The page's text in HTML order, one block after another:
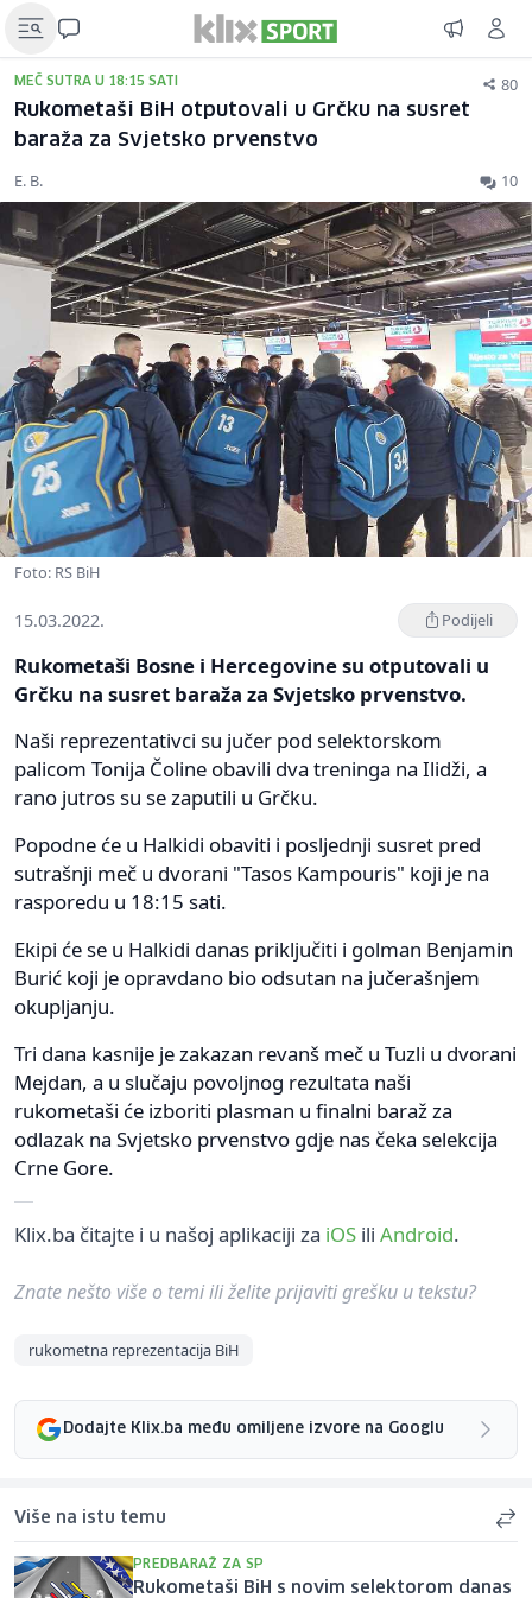
MEČ SUTRA U 18:15 SATI 80
Rukometaši BiH otputovali u Grčku na susret
baraža za Svjetsko prvenstvo
E. B. 10
Foto: RS BiH
15.03.2022. Podijeli
Rukometaši Bosne i Hercegovine su otputovali u
Grčku na susret baraža za Svjetsko prvenstvo.
Naši reprezentativci su jučer pod selektorskom
palicom Tonija Čoline obavili dva treninga na Ilidži, a
rano jutros su se zaputili u Grčku.
Popodne će u Halkidi obaviti i posljednji susret pred
sutrašnji meč u dvorani "Tasos Kampouris" koji je na
rasporedu u 18:15 sati.
Ekipi će se u Halkidi danas priključiti i golman Benjamin
Burić koji je opravdano bio odsutan na jučerašnjem
okupljanju.
Tri dana kasnije je zakazan revanš meč u Tuzli u dvorani
Mejdan, a u slučaju povoljnog rezultata naši
rukometaši će izboriti plasman u finalni baraž za
odlazak na Svjetsko prvenstvo gdje nas čeka selekcija
Crne Gore.
Klix.ba čitajte i u našoj aplikaciji za iOS ili Android.
Znate nešto više o temi ili želite prijaviti grešku u tekstu?
rukometna reprezentacija BiH
Dodajte Klix.ba među omiljene izvore na Googlu
Više na istu temu
PREDBARAŽ ZA SP
Rukometaši BiH s novim selektorom danas